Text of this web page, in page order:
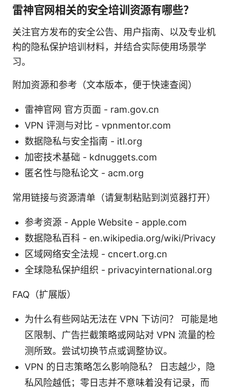
雷神官网相关的安全培训资源有哪些？
关注官方发布的安全公告、用户指南、以及专业机
构的隐私保护培训材料，并结合实际使用场景学
习。
附加资源和参考（文本版本，便于快速查阅）
雷神官网 官方页面 - ram.gov.cn
VPN 评测与对比 - vpnmentor.com
数据隐私与安全指南 - itl.org
加密技术基础 - kdnuggets.com
匿名性与隐私论文 - acm.org
常用链接与资源清单（请复制粘贴到浏览器打开）
参考资源 - Apple Website - apple.com
数据隐私百科 - en.wikipedia.org/wiki/Privacy
区域网络安全法规 - cncert.org.cn
全球隐私保护组织 - privacyinternational.org
FAQ（扩展版）
为什么有些网站无法在 VPN 下访问？ 可能是地
区限制、广告拦截策略或网站对 VPN 流量的检
测所致。尝试切换节点或调整协议。
VPN 的日志策略怎么影响隐私？ 日志越少，隐
私风险越低；零日志并不意味着没有记录，而